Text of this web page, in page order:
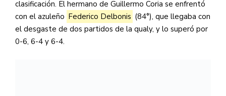
clasificación. El hermano de Guillermo Coria se enfrentó
con el azuleño Federico Delbonis (84°), que llegaba con
el desgaste de dos partidos de la qualy, y lo superó por
0-6, 6-4 y 6-4.